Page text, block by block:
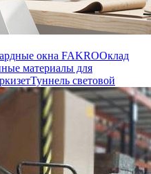
окна FAKROОклад
материалы для
Туннель световой